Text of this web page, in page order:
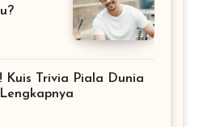
Kuis Trivia Piala Dunia